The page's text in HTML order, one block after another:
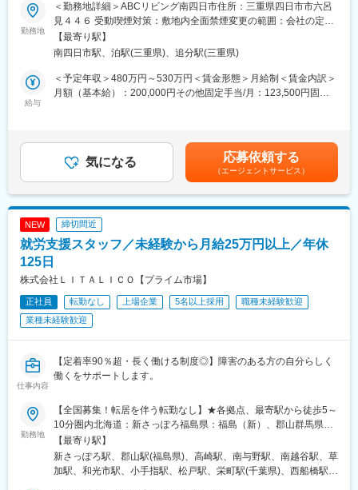
■業務内容：
障がい者・難病者のナーシングホーム（ABCリビング）の入居営
業をお任せします。ご家族様・ご利用者様に寄り添い提案をして
いただきます。信頼関係の構築も大切な業務となります。
■具体的には：
◇各種書類回収
◇看護師・管理者との連携
◇（一部）見学・入居の際の利用者の送迎
※先輩社員のOJTのもと業務を覚えていただきます。
※施設が増えるまではリモートワークを中心にし、三重県の現場に
も通いながらの業務となる予定です。
■担当：
当いただきます。開所までは、自宅から営業先（病院など）への
直行直帰となります。
ゆくゆくは東海エリア（愛知県・岐阜県・三重県）担当として幅
広くお任せしていきたいと考えております。
■働き方：
・入居者対応等が土曜になる場合、代休取得となります。繁忙期
は土曜出勤いただくことが多いですが、突発的に発生することは
ありません。
・残業平均月20h、年間休日126日、直行直帰可など働きやすい環
境です。
勤務地
＜勤務地詳細＞ABCリビング南四日市住所：三重県四日市市六呂
見４４６ 受動喫煙対策：敷地内全面禁煙変更の範囲：会社の定め
る事業所（リモートワーク含む）
【最寄り駅】
南四日市駅、泊駅(三重県)、追分駅(三重県)
給与
＜予定年収＞480万円～530万円＜賃金形態＞月給制＜賃金内訳＞
月額（基本給）：200,000円その他固定手当/月：123,500円固定
ンセンティブを含んだ金額です。■昇給：年1回■賞与：なし■イン
センティブあり賃金はあくまでも目安の金額であり、選考を通じ
て上下する可能性があります。月給(月額)は固定手当を含めた表記
です。
気になる 応募依頼する
（エージェントサービス）
NEW 締切間近
就労支援スタッフ／未経験から月給25万円以上／年休
125日
株式会社ＬＩＴＡＬＩＣＯ【プライム市場】
正社員 転勤なし 上場企業 5名以上採用
職種未経験歓迎
業種未経験歓迎
仕事内容
【定着率90％超・長く働ける制度◎】障害のある方の自分らしく
働くをサポートします。
勤務地
【全国募集！転居を伴う転勤なし】★各拠点、最寄駅から徒歩5～
10分圏内北海道：新さっぽろ福島県：福島（新）、郡山群馬県：
高崎東口埼玉県：さいたま浦和、和光、小手指、南越谷、草加、
朝霞台（新）千葉県：千葉中央公園、柏西口、西船橋、松戸西口
中通、市原（新）東京都：水道橋、錦糸町、上野（新）、秋葉
【最寄り駅】
新さっぽろ駅、郡山駅(福島県)、高崎駅、南与野駅、南越谷駅、草
加駅、和光市駅、小手指駅、松戸駅、栄町駅(千葉県)、西船橋駅、